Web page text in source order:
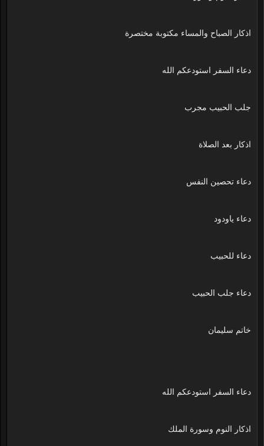
اذكار الصباح والمساء مكتوبة مختصرة
دعاء السفر استودعكم الله
جلب الحبيب مجرب
اذكار بعد الصلاة
دعاء تحصين النفس
دعاء ياودود
دعاء للحبيب
دعاء جلب الحبيب
خاتم سليمان
دعاء السفر استودعكم الله
اذكار النوم وسورة الملك